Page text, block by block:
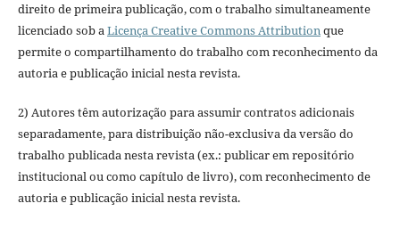
direito de primeira publicação, com o trabalho simultaneamente
licenciado sob aLicença Creative Commons Attributionque
permite o compartilhamento do trabalho com reconhecimento da
autoria e publicação inicial nesta revista.
2) Autores têm autorização para assumir contratos adicionais
separadamente, para distribuição não-exclusiva da versão do
trabalho publicada nesta revista (ex.: publicar em repositório
institucional ou como capítulo de livro), com reconhecimento de
autoria e publicação inicial nesta revista.